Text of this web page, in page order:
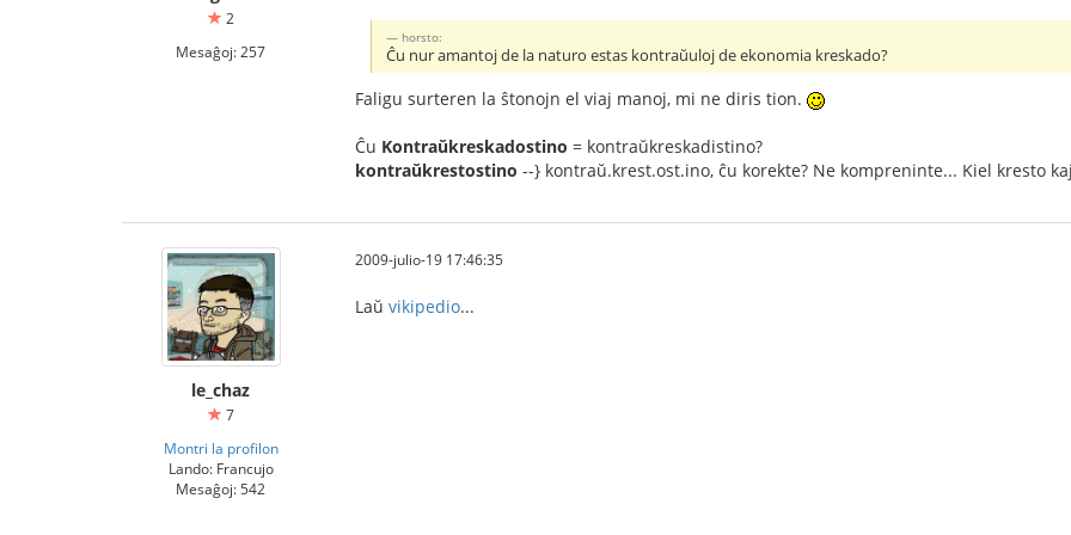
2
Mesaĝoj: 257
horsto:
Ĉu nur amantoj de la naturo estas kontraŭuloj de ekonomia kreskado?
Faligu surteren la ŝtonojn el viaj manoj, mi ne diris tion.
Ĉu Kontraŭkreskadostino = kontraŭkreskadistino?
kontraŭkrestostino --} kontraŭ.krest.ost.ino, ĉu korekte? Ne kompreninte... Kiel kresto
le_chaz
7
Montri la profilon
Lando: Francujo
Mesaĝoj: 542
2009-julio-19 17:46:35
Laŭ vikipedio...